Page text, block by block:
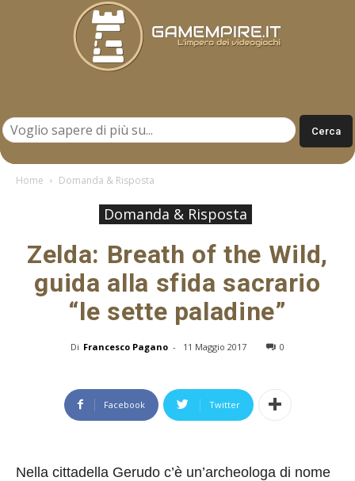
Home Domanda & Risposta
Domanda & Risposta
Zelda: Breath of the Wild,
guida alla sfida sacrario
“le sette paladine”
Di Francesco Pagano - 11 Maggio 2017 0
Facebook Twitter
Nella cittadella Gerudo c’è un’archeologa di nome